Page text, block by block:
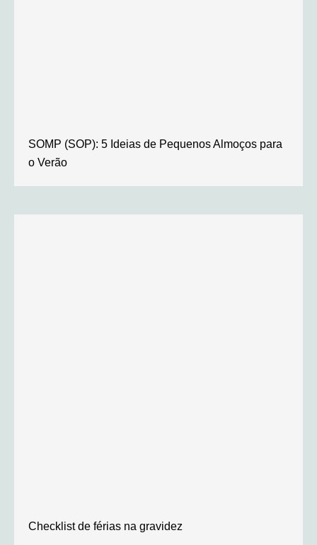
SOMP (SOP): 5 Ideias de Pequenos Almoços para
o Verão
Checklist de férias na gravidez